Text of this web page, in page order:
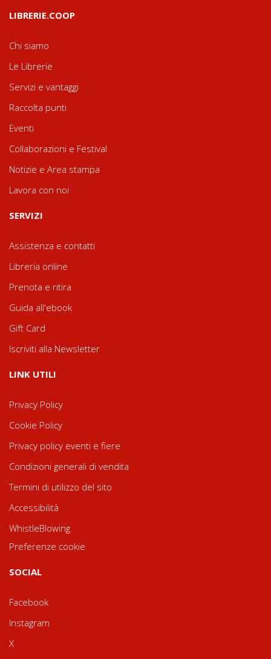
LIBRERIE.COOP
Chi siamo
Le Librerie
Servizi e vantaggi
Raccolta punti
Eventi
Collaborazioni e Festival
Notizie e Area stampa
Lavora con noi
SERVIZI
Assistenza e contatti
Libreria online
Prenota e ritira
Guida all'ebook
Gift Card
Iscriviti alla Newsletter
LINK UTILI
Privacy Policy
Cookie Policy
Privacy policy eventi e fiere
Condizioni generali di vendita
Termini di utilizzo del sito
Accessibilità
WhistleBlowing
Preferenze cookie
SOCIAL
Facebook
Instagram
X